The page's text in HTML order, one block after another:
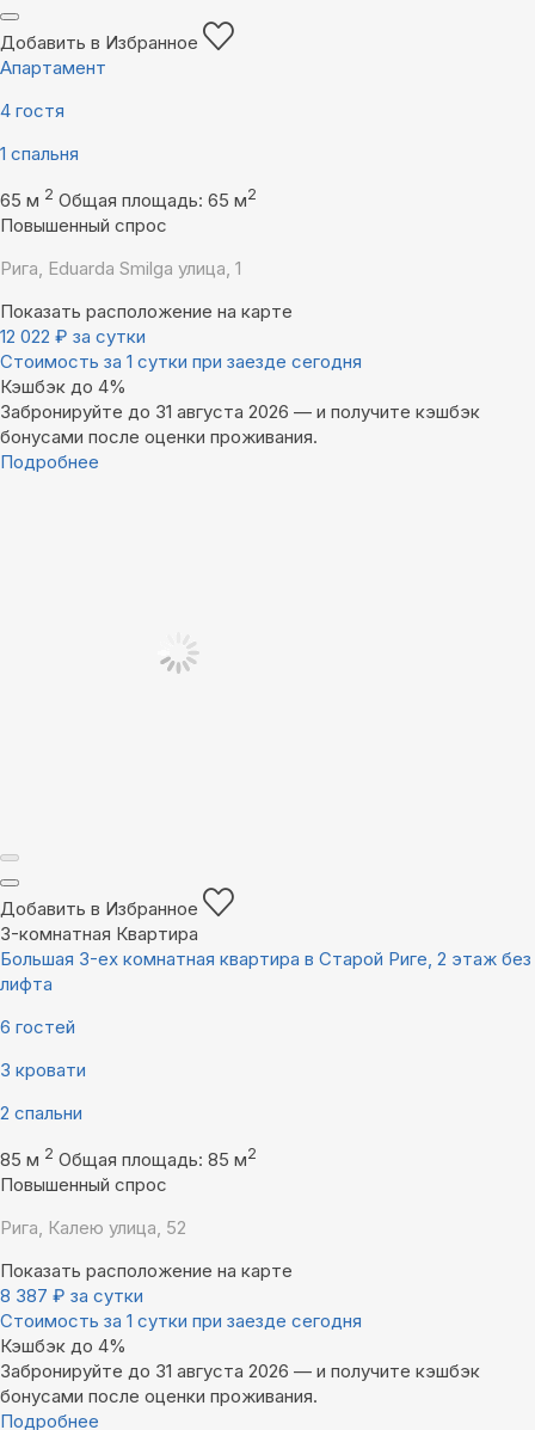
Добавить в Избранное
Апартамент
4 гостя
1 спальня
65 м 2 Общая площадь: 65 м2
Повышенный спрос
Рига, Eduarda Smilga улица, 1
Показать расположение на карте
12 022 ₽ за сутки
Стоимость за 1 сутки при заезде сегодня
Кэшбэк до 4%
Забронируйте до 31 августа 2026 — и получите кэшбэк
бонусами после оценки проживания.
Подробнее
Добавить в Избранное
3-комнатная Квартира
Большая 3-ех комнатная квартира в Старой Риге, 2 этаж без
лифта
6 гостей
3 кровати
2 спальни
85 м 2 Общая площадь: 85 м2
Повышенный спрос
Рига, Калею улица, 52
Показать расположение на карте
8 387 ₽ за сутки
Стоимость за 1 сутки при заезде сегодня
Кэшбэк до 4%
Забронируйте до 31 августа 2026 — и получите кэшбэк
бонусами после оценки проживания.
Подробнее